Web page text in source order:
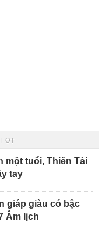
một tuổi, Thiên Tài
tay
giáp giàu có bậc
Âm lịch